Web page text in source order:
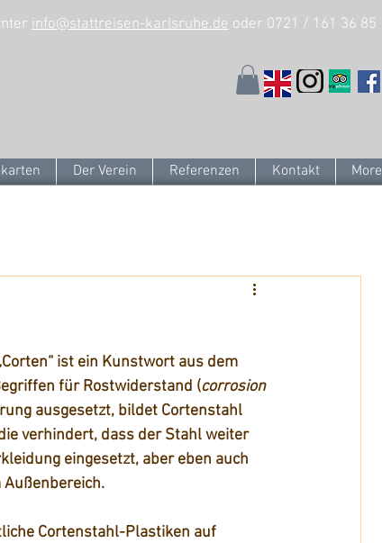
info@stattreisen-karlsruhe.de oder 0721 / 161 36 85
Der Verein Referenzen Kontakt More
ist ein Kunstwort aus dem
für Rostwiderstand (corrosion
ausgesetzt, bildet Cortenstahl
verhindert, dass der Stahl weiter
eingesetzt, aber eben auch
Cortenstahl-Plastiken auf